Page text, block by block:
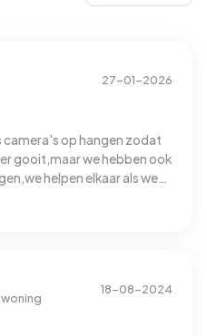
27-01-2026
camera's op hangen zodat
gooit,maar we hebben ook
helpen elkaar als we
18-08-2024